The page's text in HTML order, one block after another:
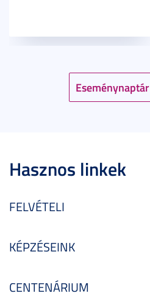
Eseménynaptár
Hasznos linkek
FELVÉTELI
KÉPZÉSEINK
CENTENÁRIUM